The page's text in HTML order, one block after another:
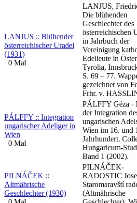
LANJUS :: Blühender
österreichischer Uradel
(1931)
0 Mal
LANJUS,
Die blühenden
Geschlechter des
österreichischen
in Jahrbuch der
Vereinigung
Edelleute in
Tyrolia,
S. 69 – 77.
gezeichnet von
Frhr. v.
PÁLFFY :: Integration
ungarischer Adeliger in
Wien
0 Mal
PÁLFFY Géza -
der Integration
ungarischen
Wien im 16. und
Jahrhundert.
Hungaricum-
Band 1 (2002).
PILNÁČEK ::
Altmährische
Geschlechter (1930)
PILNÁČEK-
RADOSTIC
Staromaravští
(Altmährische